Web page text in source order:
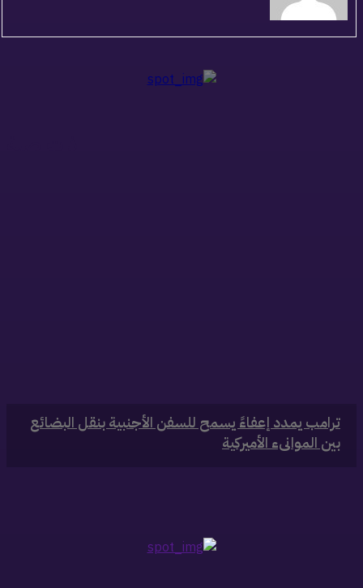
‏ترامب يمدد إعفاءً يسمح للسفن الأجنبية بنقل البضائع
بين الموانىء الأميركية